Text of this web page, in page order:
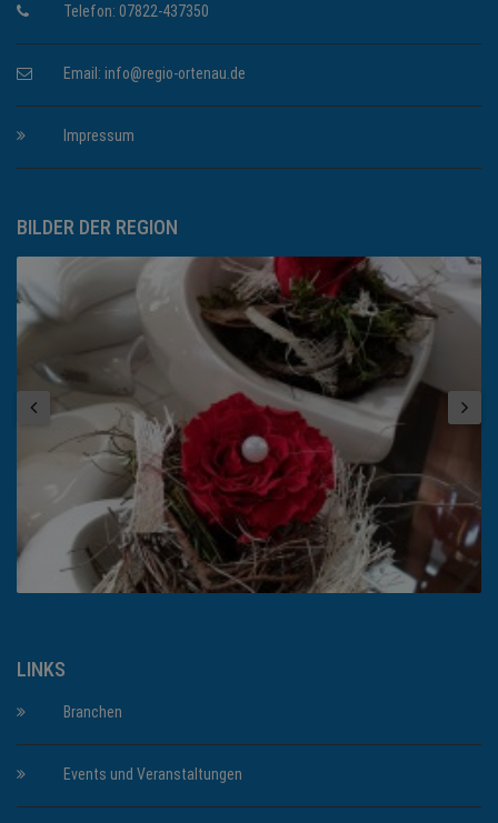
Telefon: 07822-437350
Email: info@regio-ortenau.de
Impressum
BILDER DER REGION
LINKS
Branchen
Events und Veranstaltungen